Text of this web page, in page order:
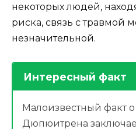
некоторых людей,
риска, связь с травмой
незначительной.
Интересный факт
Малоизвестный факт о
Дюпюитрена